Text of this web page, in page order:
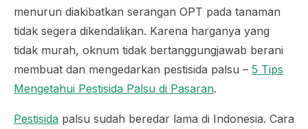
menurun diakibatkan serangan OPT pada tanaman
tidak segera dikendalikan. Karena harganya yang
tidak murah, oknum tidak bertanggungjawab berani
membuat dan mengedarkan pestisida palsu – 5 Tips
Mengetahui Pestisida Palsu di Pasaran.
Pestisida palsu sudah beredar lama di Indonesia. Cara